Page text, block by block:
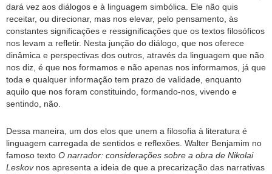
dará vez aos diálogos e à linguagem simbólica. Ele não quis
receitar, ou direcionar, mas nos elevar, pelo pensamento, às
constantes significações e ressignificações que os textos filosóficos
nos levam a refletir. Nesta junção do diálogo, que nos oferece
dinâmica e perspectivas dos outros, através da linguagem que não
nos diz, é que nos formamos e não apenas nos informamos, já que
toda e qualquer informação tem prazo de validade, enquanto
aquilo que nos foram constituindo, formando-nos, vivendo e
sentindo, não.
Dessa maneira, um dos elos que unem a filosofia à literatura é
linguagem carregada de sentidos e reflexões. Walter Benjamim no
famoso texto O narrador: considerações sobre a obra de Nikolai
Leskovnos apresenta a ideia de que a precarização das narrativas